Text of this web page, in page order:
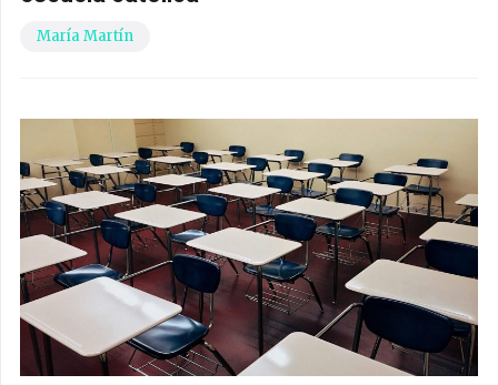
María Martín